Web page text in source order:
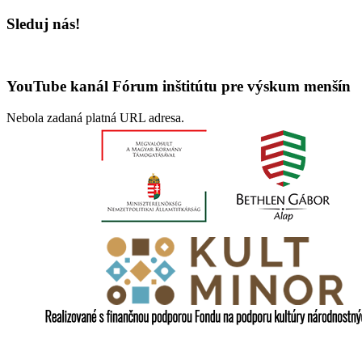
Sleduj nás!
YouTube kanál Fórum inštitútu pre výskum menšín
Nebola zadaná platná URL adresa.